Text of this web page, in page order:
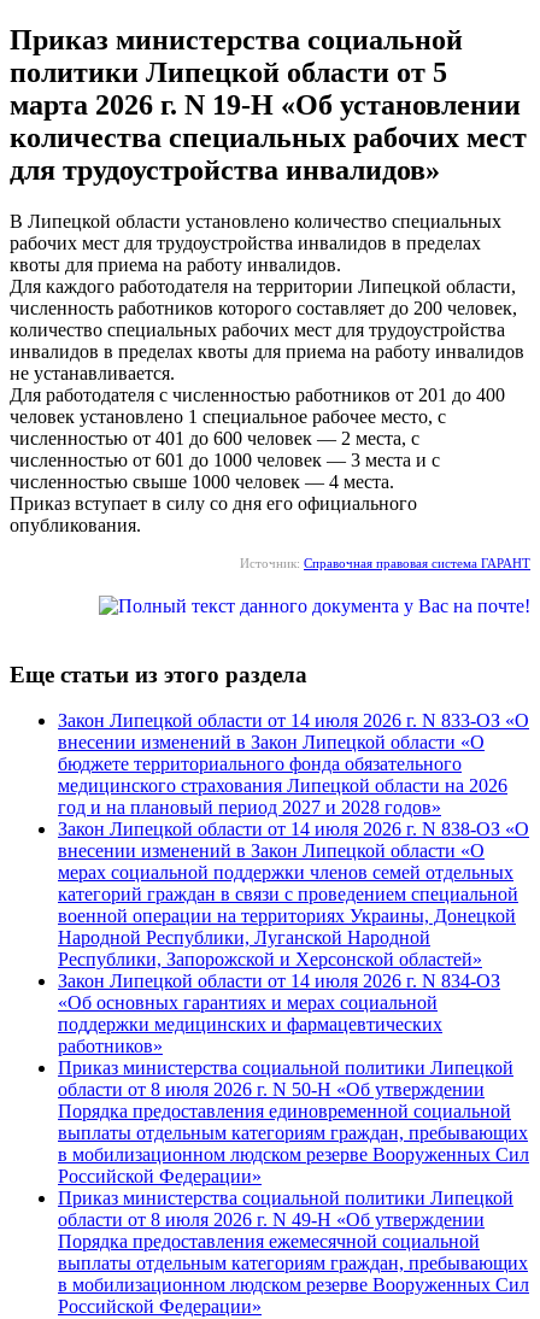
Приказ министерства социальной
политики Липецкой области от 5
марта 2026 г. N 19-Н «Об установлении
количества специальных рабочих мест
для трудоустройства инвалидов»
В Липецкой области установлено количество специальных
рабочих мест для трудоустройства инвалидов в пределах
квоты для приема на работу инвалидов.
Для каждого работодателя на территории Липецкой области,
численность работников которого составляет до 200 человек,
количество специальных рабочих мест для трудоустройства
инвалидов в пределах квоты для приема на работу инвалидов
не устанавливается.
Для работодателя с численностью работников от 201 до 400
человек установлено 1 специальное рабочее место, с
численностью от 401 до 600 человек — 2 места, с
численностью от 601 до 1000 человек — 3 места и с
численностью свыше 1000 человек — 4 места.
Приказ вступает в силу со дня его официального
опубликования.
Источник: Справочная правовая система ГАРАНТ
Еще статьи из этого раздела
Закон Липецкой области от 14 июля 2026 г. N 833-ОЗ «О
внесении изменений в Закон Липецкой области «О
бюджете территориального фонда обязательного
медицинского страхования Липецкой области на 2026
год и на плановый период 2027 и 2028 годов»
Закон Липецкой области от 14 июля 2026 г. N 838-ОЗ «О
внесении изменений в Закон Липецкой области «О
мерах социальной поддержки членов семей отдельных
категорий граждан в связи с проведением специальной
военной операции на территориях Украины, Донецкой
Народной Республики, Луганской Народной
Республики, Запорожской и Херсонской областей»
Закон Липецкой области от 14 июля 2026 г. N 834-ОЗ
«Об основных гарантиях и мерах социальной
поддержки медицинских и фармацевтических
работников»
Приказ министерства социальной политики Липецкой
области от 8 июля 2026 г. N 50-Н «Об утверждении
Порядка предоставления единовременной социальной
выплаты отдельным категориям граждан, пребывающих
в мобилизационном людском резерве Вооруженных Сил
Российской Федерации»
Приказ министерства социальной политики Липецкой
области от 8 июля 2026 г. N 49-Н «Об утверждении
Порядка предоставления ежемесячной социальной
выплаты отдельным категориям граждан, пребывающих
в мобилизационном людском резерве Вооруженных Сил
Российской Федерации»